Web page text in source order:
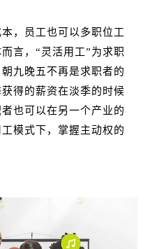
，员工也可以多职位工
言，“灵活用工”为求职
九晚五不再是求职者的
得的薪资在淡季的时候
也可以在另一个产业的
模式下，掌握主动权的